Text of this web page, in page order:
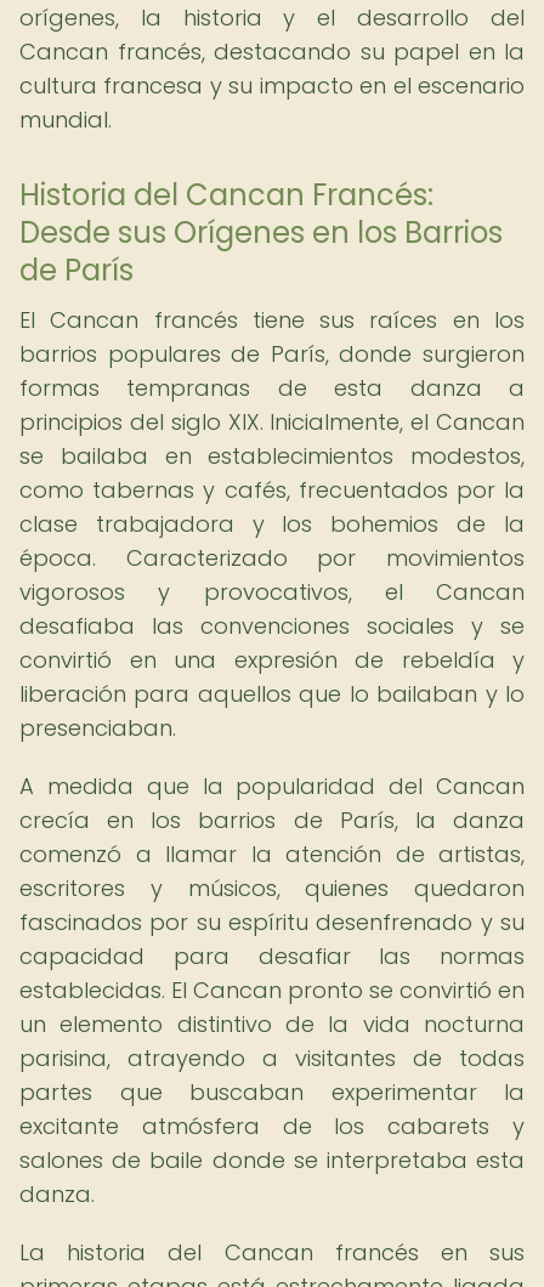
orígenes, la historia y el desarrollo del
Cancan francés, destacando su papel en la
cultura francesa y su impacto en el escenario
mundial.
Historia del Cancan Francés:
Desde sus Orígenes en los Barrios
de París
El Cancan francés tiene sus raíces en los
barrios populares de París, donde surgieron
formas tempranas de esta danza a
principios del siglo XIX. Inicialmente, el Cancan
se bailaba en establecimientos modestos,
como tabernas y cafés, frecuentados por la
clase trabajadora y los bohemios de la
época. Caracterizado por movimientos
vigorosos y provocativos, el Cancan
desafiaba las convenciones sociales y se
convirtió en una expresión de rebeldía y
liberación para aquellos que lo bailaban y lo
presenciaban.
A medida que la popularidad del Cancan
crecía en los barrios de París, la danza
comenzó a llamar la atención de artistas,
escritores y músicos, quienes quedaron
fascinados por su espíritu desenfrenado y su
capacidad para desafiar las normas
establecidas. El Cancan pronto se convirtió en
un elemento distintivo de la vida nocturna
parisina, atrayendo a visitantes de todas
partes que buscaban experimentar la
excitante atmósfera de los cabarets y
salones de baile donde se interpretaba esta
danza.
La historia del Cancan francés en sus